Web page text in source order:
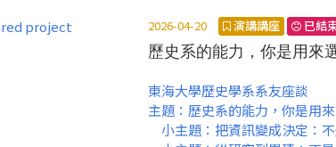
2026-04-20 演講講座 已結
歷史系的能力，你是用來
東海大學歷史學系系友座談
主題：歷史系的能力，你是用
小主題：把資訊變成決定：